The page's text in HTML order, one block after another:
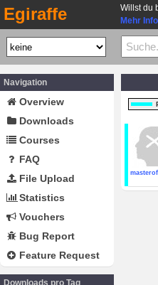
Egiraffe
Willst du
Mehr
Navigation
Overview
Downloads
Courses
FAQ
File Upload
Statistics
Vouchers
Bug Report
Feature Request
Downloads pro Tag